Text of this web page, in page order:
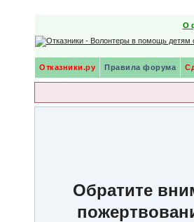
О
Отказники.ру Правила форума
Обратите